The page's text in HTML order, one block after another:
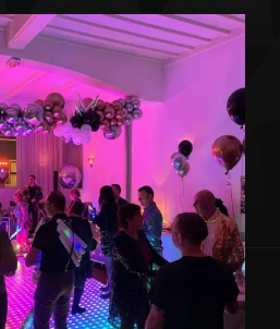
𝗚𝗹𝗶𝘁𝘁𝗲𝗿 𝗴𝗹𝗮𝗺𝗼𝘂𝗿 𝗗𝗶𝘀𝗰𝗼...
29 0